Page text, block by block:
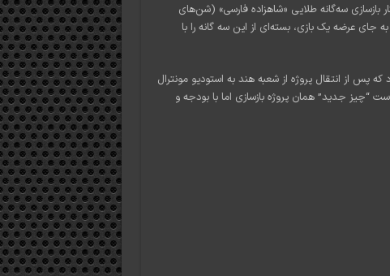
بازسازی سه‌گانه طلایی «شاهزاده فارسی» (شن‌های
عرضه یک بازی، بسته‌ای از این سه گانه را با
پس از انتقال پروژه از شعبه هند به استودیو مونترال
“چیز جدید” همان پروژه بازسازی اما با بودجه و